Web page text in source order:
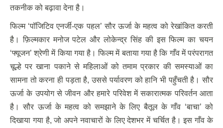
तकनीक को बढ़ावा देना है।
फिल्म ‘पॉजिटिव एनर्जी-एक पहल’ सौर ऊर्जा के महत्व को रेखांकित करती
है। फ़िल्मकार मनोज पटेल और लोकेन्द्र सिंह की इस फिल्म का चयन
‘फ्यूजन’ श्रेणी में किया गया है। फिल्म में बताया गया है कि गाँव में परंपरागत
चूल्हे पर खाना पकाने से महिलाओं को तमाम प्रकार की समस्याओं का
सामना तो करना ही पड़ता है, उससे पर्यावरण को हानि भी पहुँचती है। सौर
ऊर्जा के उपयोग से जीवन और हमारे परिवेश में सकारात्मक परिवर्तन आता
है। सौर ऊर्जा के महत्व को समझाने के लिए बैतूल के गाँव ‘बाचा’ को
दिखाया गया है, जो अपने नवाचारों के लिए देशभर में चर्चित है। इस गाँव के